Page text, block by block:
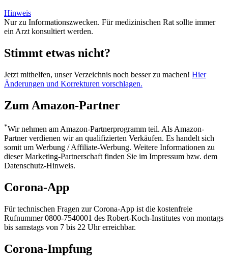
Hinweis
Nur zu Informationszwecken. Für medizinischen Rat sollte immer
ein Arzt konsultiert werden.
Stimmt etwas nicht?
Jetzt mithelfen, unser Verzeichnis noch besser zu machen! Hier
Änderungen und Korrekturen vorschlagen.
Zum Amazon-Partner
*Wir nehmen am Amazon-Partnerprogramm teil. Als Amazon-
Partner verdienen wir an qualifizierten Verkäufen. Es handelt sich
somit um Werbung / Affiliate-Werbung. Weitere Informationen zu
dieser Marketing-Partnerschaft finden Sie im Impressum bzw. dem
Datenschutz-Hinweis.
Corona-App
Für technischen Fragen zur Corona-App ist die kostenfreie
Rufnummer 0800-7540001 des Robert-Koch-Institutes von montags
bis samstags von 7 bis 22 Uhr erreichbar.
Corona-Impfung